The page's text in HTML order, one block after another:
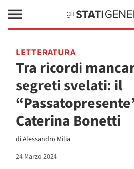
LETTERATURA
Tra ricordi
segreti svelati: il
Caterina Bonetti
diAlessandro Milia
24 Marzo 2024